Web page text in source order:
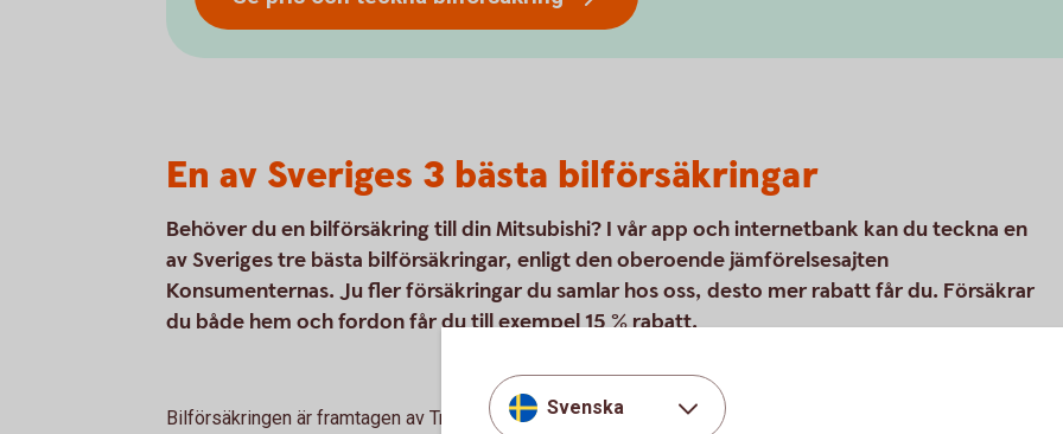
En av Sveriges 3 bästa bilförsäkringar
Behöver du en bilförsäkring till din Mitsubishi? I vår app och internetbank kan du teckna en
av Sveriges tre bästa bilförsäkringar, enligt den oberoende jämförelsesajten
Konsumenternas. Ju fler försäkringar du samlar hos oss, desto mer rabatt får du. Försäkrar
du både hem och fordon får du till exempel 15 % rabatt.
Bilförsäkringen är framtagen av Tre Kronor (ett bolag som ägs av Folksam) som är vår
Svenska